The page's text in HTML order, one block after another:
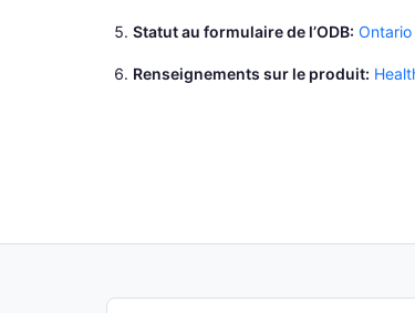
Statut au formulaire de l’ODB
Renseignements sur le produit